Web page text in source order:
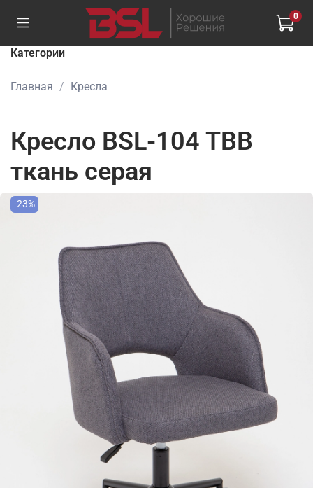
0
Главная Кресла
Кресло BSL-104 TBB
ткань серая
-23%
Категории